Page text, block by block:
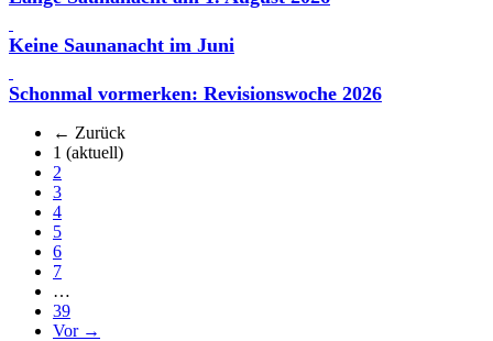
Keine Saunanacht im Juni
Schonmal vormerken: Revisionswoche 2026
← Zurück
1 (aktuell)
2
3
4
5
6
7
…
39
Vor →